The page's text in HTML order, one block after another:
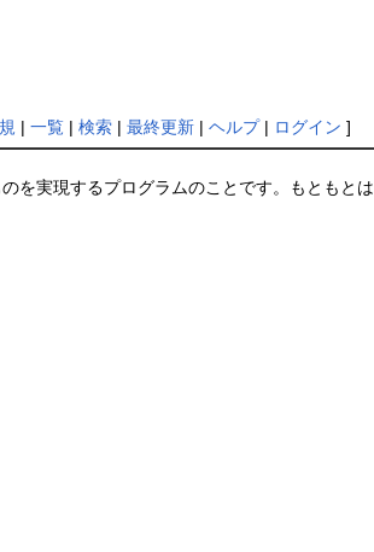
| 一覧| 検索| 最終更新| ヘルプ| ログイン ]
を実現するプログラムのことです。もともとは